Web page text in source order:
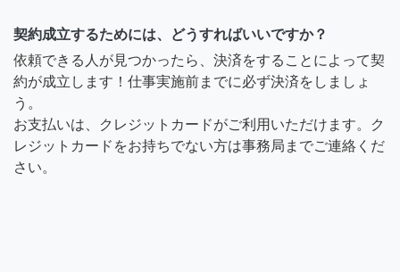
契約成立するためには、どうすればいいですか？
依頼できる人が見つかったら、決済をすることによって契
約が成立します！仕事実施前までに必ず決済をしましょ
う。
お支払いは、クレジットカードがご利用いただけます。ク
レジットカードをお持ちでない方は事務局までご連絡くだ
さい。